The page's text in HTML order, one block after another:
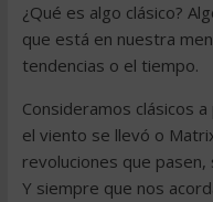
¿Qué es algo clásico?
que está en nuestra
tendencias o el tiempo.
Consideramos clásicos
el viento se llevó o
revoluciones que
Y siempre que nos